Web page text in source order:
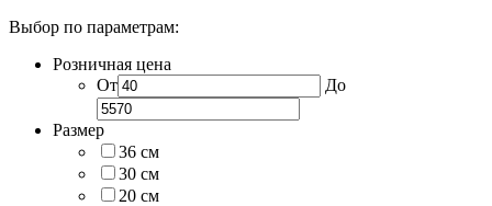
Выбор по параметрам:
Розничная цена
От
До
Размер
36 см
30 см
20 см